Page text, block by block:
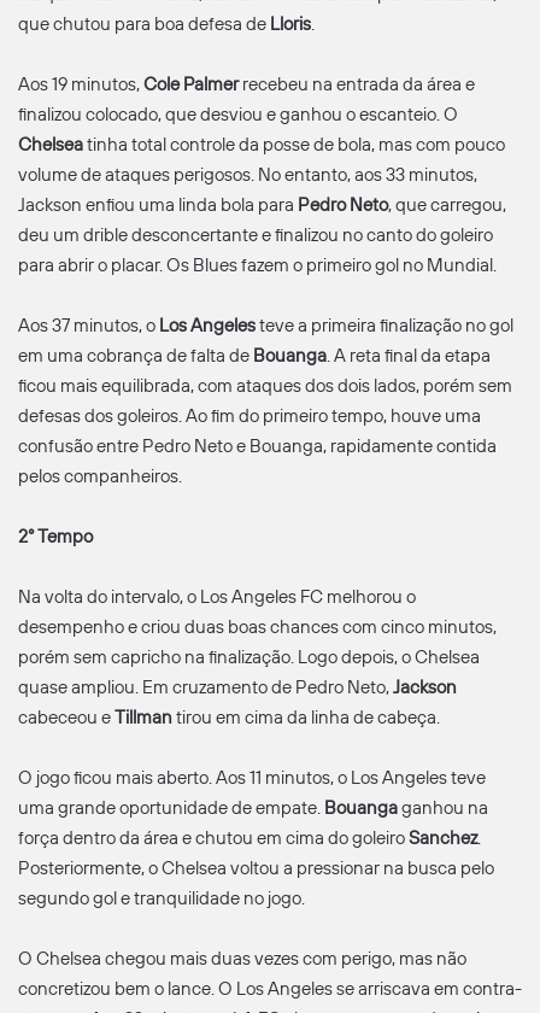
que chutou para boa defesa de Lloris.
Aos 19 minutos,Cole Palmerrecebeu na entrada da área e
finalizou colocado, que desviou e ganhou o escanteio. O
Chelseatinha total controle da posse de bola, mas com pouco
volume de ataques perigosos. No entanto, aos 33 minutos,
Jackson enfiou uma linda bola para Pedro Neto, que carregou,
deu um drible desconcertante e finalizou no canto do goleiro
para abrir o placar. Os Blues fazem o primeiro gol no Mundial.
Aos 37 minutos, o Los Angelesteve a primeira finalização no gol
em uma cobrança de falta de Bouanga. A reta final da etapa
ficou mais equilibrada, com ataques dos dois lados, porém sem
defesas dos goleiros. Ao fim do primeiro tempo, houve uma
confusão entre Pedro Neto e Bouanga, rapidamente contida
pelos companheiros.
2° Tempo
Na volta do intervalo, o Los Angeles FC melhorou o
desempenho e criou duas boas chances com cinco minutos,
porém sem capricho na finalização. Logo depois, o Chelsea
quase ampliou. Em cruzamento de Pedro Neto,Jackson
cabeceou eTillmantirou em cima da linha de cabeça.
O jogo ficou mais aberto. Aos 11 minutos, o Los Angeles teve
uma grande oportunidade de empate. Bouangaganhou na
força dentro da área e chutou em cima do goleiroSanchez.
Posteriormente, o Chelsea voltou a pressionar na busca pelo
segundo gol e tranquilidade no jogo.
O Chelsea chegou mais duas vezes com perigo, mas não
concretizou bem o lance. O Los Angeles se arriscava em contra-